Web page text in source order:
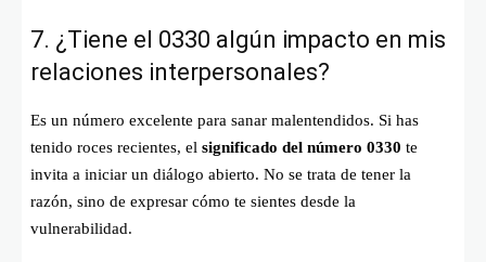
7. ¿Tiene el 0330 algún impacto en mis
relaciones interpersonales?
Es un número excelente para sanar malentendidos. Si has
tenido roces recientes, el significado del número 0330 te
invita a iniciar un diálogo abierto. No se trata de tener la
razón, sino de expresar cómo te sientes desde la
vulnerabilidad.